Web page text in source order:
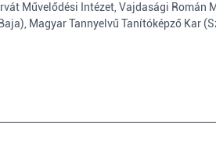
Művelődési Intézet, Vajdasági
Magyar Tannyelvű Tanítóképző Kar